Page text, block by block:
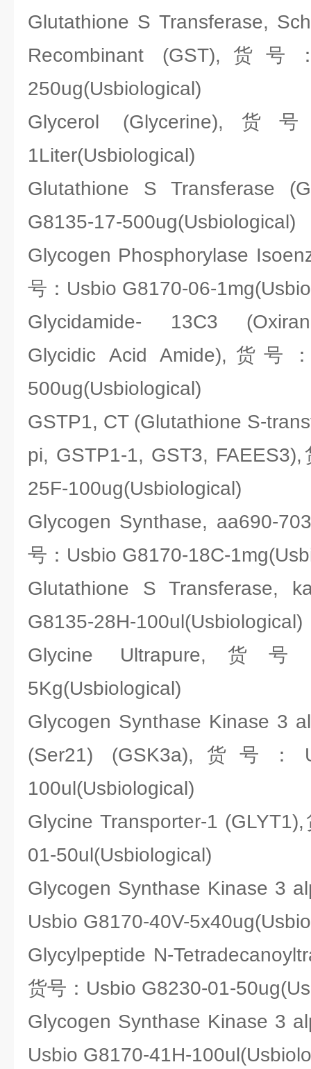
Glutathione S Transferase,
Recombinant (GST),货号
250ug(Usbiological)
Glycerol (Glycerine),货
1Liter(Usbiological)
Glutathione S Transferase
G8135-17-500ug(Usbiological)
Glycogen Phosphorylase
号：Usbio G8170-06-
Glycidamide- 13C3
Glycidic Acid Amide),货号
500ug(Usbiological)
GSTP1, CT (Glutathione S-
pi, GSTP1-1, GST3,
25F-100ug(Usbiological)
Glycogen Synthase, aa690-
号：Usbio G8170-18C-
Glutathione S Transferase,
G8135-28H-100ul(Usbiological)
Glycine Ultrapure,货号
5Kg(Usbiological)
Glycogen Synthase Kinase 3
(Ser21) (GSK3a),货号：
100ul(Usbiological)
Glycine Transporter-1
01-50ul(Usbiological)
Glycogen Synthase Kinase 3
Usbio G8170-40V-
Glycylpeptide N-
货号：Usbio G8230-01-
Glycogen Synthase Kinase 3
Usbio G8170-41H-